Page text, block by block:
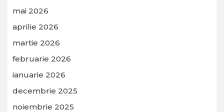
mai 2026
aprilie 2026
martie 2026
februarie 2026
ianuarie 2026
decembrie 2025
noiembrie 2025